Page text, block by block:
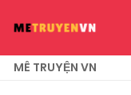
MÊ TRUYỆN VN